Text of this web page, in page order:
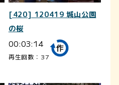
[420] 120419 城山公園
の桜
00:03:14
再生回数：37